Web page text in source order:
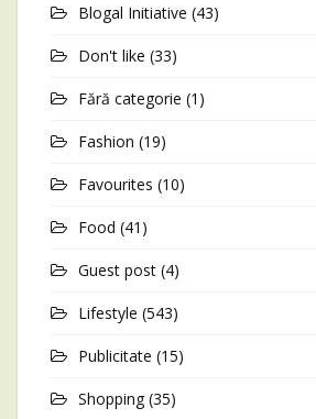
Blogal Initiative (43)
Don't like (33)
Fără categorie (1)
Fashion (19)
Favourites (10)
Food (41)
Guest post (4)
Lifestyle (543)
Publicitate (15)
Shopping (35)